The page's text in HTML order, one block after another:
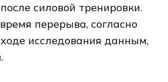
силовой тренировки.
перерыва, согласно
исследования данным,